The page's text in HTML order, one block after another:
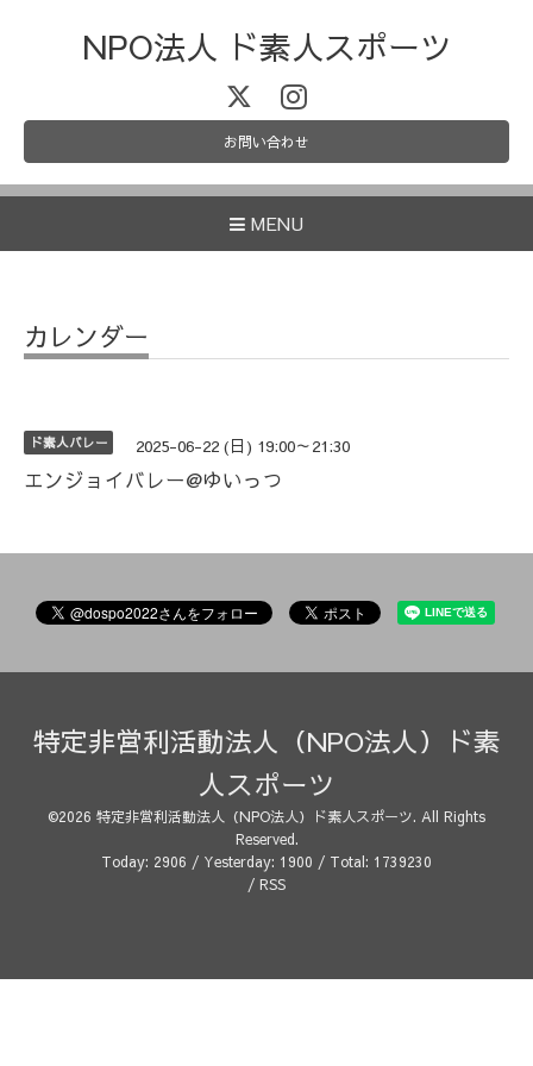
NPO法人 ド素人スポーツ
お問い合わせ
MENU
カレンダー
ド素人バレー 2025-06-22 (日) 19:00～21:30
エンジョイバレー@ゆいっつ
特定非営利活動法人（NPO法人）ド素
人スポーツ
©2026 特定非営利活動法人（NPO法人）ド素人スポーツ. All Rights
Reserved.
Today: 2906 / Yesterday: 1900 / Total: 1739230
/ RSS